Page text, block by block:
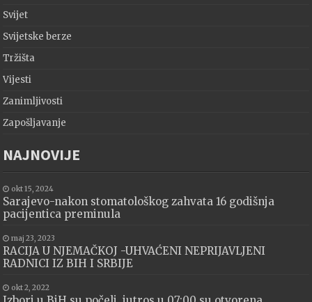
Svijet
Svijetske berze
Tržišta
Vijesti
Zanimljivosti
Zapošljavanje
NAJNOVIJE
okt 15, 2024
Sarajevo-nakon stomatološkog zahvata 16 godišnja
pacijentica preminula
maj 23, 2023
RACIJA U NJEMAČKOJ -UHVAĆENI NEPRIJAVLJENI
RADNICI IZ BIH I SRBIJE
okt 2, 2022